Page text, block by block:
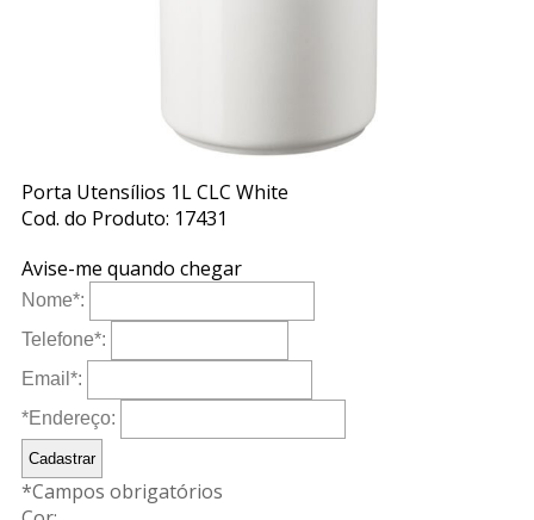
Porta Utensílios 1L CLC White
Cod. do Produto: 17431
Avise-me quando chegar
Nome*:
Telefone*:
Email *:
*Endereço:
*Campos obrigatórios